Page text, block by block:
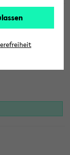
ist unbedingt